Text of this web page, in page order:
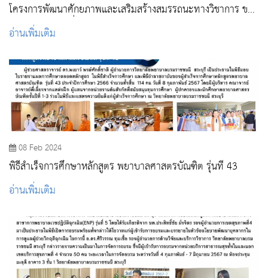
โครงการพัฒนาศักยภาพและเสริมสร้างสมรรถนะทางวิชาการ ของ
บัณฑิตพยาบาลที่สำเร็จการศึกษา ประจำปี 2566
อ่านเพิ่มเติม
08 Feb 2024
พิธีสำเร็จการศึกษาหลักสูตร พยาบาลศาสตรบัณฑิต รุ่นที่ 43
อ่านเพิ่มเติม